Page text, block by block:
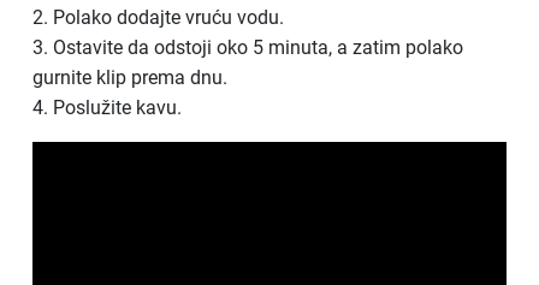
2. Polako dodajte vruću vodu.
3. Ostavite da odstoji oko 5 minuta, a zatim polako
gurnite klip prema dnu.
4. Poslužite kavu.